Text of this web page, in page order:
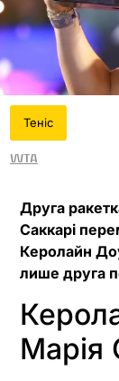
Теніс
WTA
Друга
Саккарі
Керолайн
лише друга
Марія